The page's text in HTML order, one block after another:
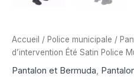
Accueil / Police municipale /
d’intervention Été Satin Police
Pantalon et Bermuda,